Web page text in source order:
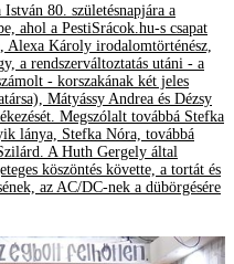
80. születésnapjára a
ahol a PestiSrácok.hu-s csapat
Alexa Károly irodalomtörténész,
a rendszerváltoztatás utáni - a
- korszakának két jeles
Mátyássy Andrea és Dézsy
Megszólalt továbbá Stefka
lánya, Stefka Nóra, továbbá
A Huth Gergely által
köszöntés követte, a tortát és
az AC/DC-nek a dübörgésére